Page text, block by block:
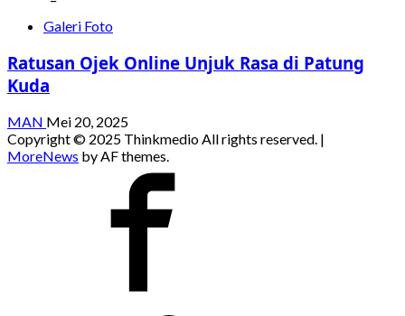
Galeri Foto
Ratusan Ojek Online Unjuk Rasa di Patung
Kuda
MAN Mei 20, 2025
Copyright © 2025 Thinkmedio All rights reserved. |
MoreNews by AF themes.